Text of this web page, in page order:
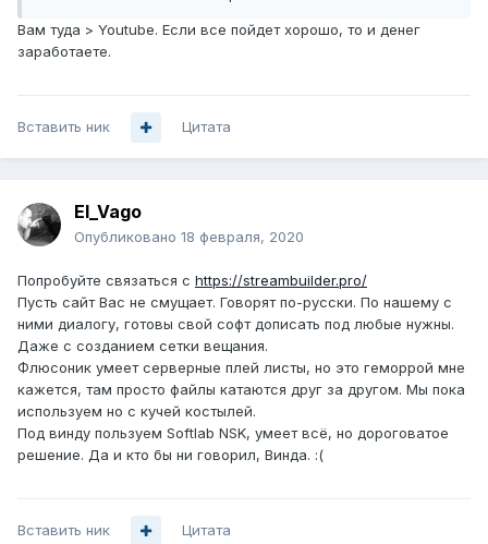
дружественные площадки
1. Ищем недорогой или бесплатный софт для создания
2. Возможно, существуют рабочие облачные сервисы
Вам туда > Youtube. Если все пойдет хорошо, то и денег
заработаете.
Вставить ник Цитата
El_Vago
Опубликовано 18 февраля, 2020
Попробуйте связаться с https://streambuilder.pro/
Пусть сайт Вас не смущает. Говорят по-русски. По нашему с
ними диалогу, готовы свой софт дописать под любые нужны.
Даже с созданием сетки вещания.
Флюсоник умеет серверные плей листы, но это геморрой мне
кажется, там просто файлы катаются друг за другом. Мы пока
используем но с кучей костылей.
Под винду пользуем Softlab NSK, умеет всё, но дороговатое
решение. Да и кто бы ни говорил, Винда. :(
Вставить ник Цитата